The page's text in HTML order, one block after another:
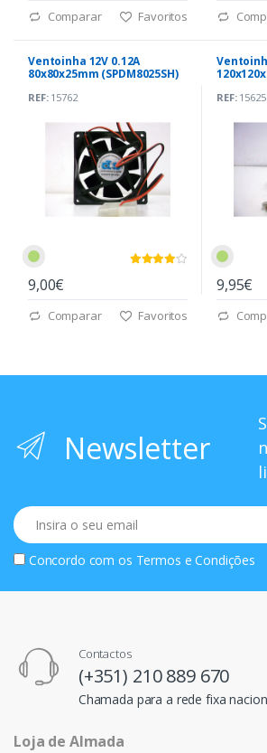
Comparar Favoritos
Ventoinha 12V 0.12A
80x80x25mm (SPDM8025SH)
REF:15762
9,00€
Comparar Favoritos
REF:15625
9,95€
Newsletter
Email
Concordo com os Termos e Condições
Contactos
(+351) 210 889 670
Chamada para a rede fixa
Loja de Almada